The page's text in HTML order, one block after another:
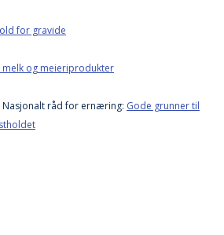
for gravide
melk og meieriprodukter
Nasjonalt råd for ernæring: Gode grunner til